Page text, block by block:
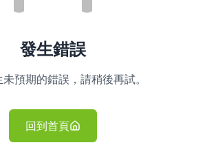
發生錯誤
預期的錯誤，請稍後再試。
回到首頁